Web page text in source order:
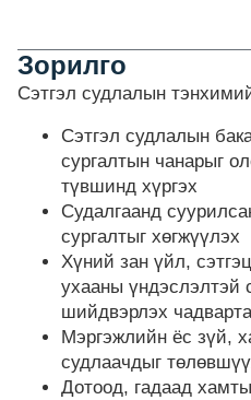
Зорилго
Сэтгэл судлалын
Сэтгэл судлалын
сургалтын чанарыг
түвшинд хүргэх
Судалгаанд
сургалтыг хөгжүүлэх
Хүний зан үйл,
ухааны үндэслэлтэй
шийдвэрлэх
Мэргэжлийн ёс зүй,
судлаачдыг
Дотоод, гадаад